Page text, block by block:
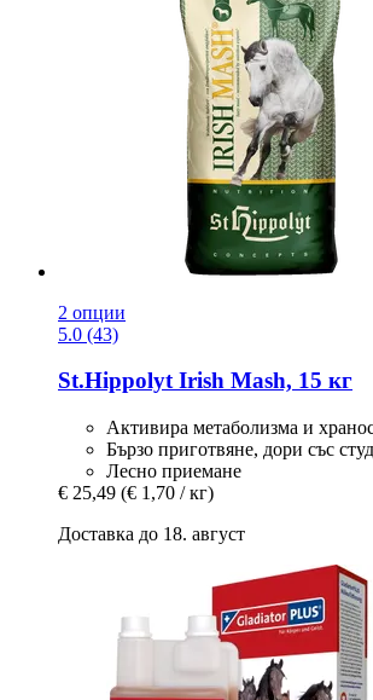
2 опции
5.0 (43)
St.HippolytIrish Mash, 15 кг
Активира метаболизма и
Бързо приготвяне, дори със
Лесно приемане
€ 25,49 (€ 1,70 / кг)
Доставка до 18. август